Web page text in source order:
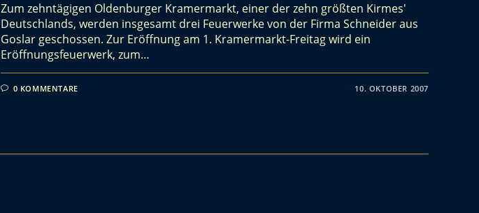
Zum zehntägigen Oldenburger Kramermarkt, einer der zehn größten Kirmes'
Deutschlands, werden insgesamt drei Feuerwerke von der Firma Schneider aus
Goslar geschossen. Zur Eröffnung am 1. Kramermarkt-Freitag wird ein
Eröffnungsfeuerwerk, zum…
0 KOMMENTARE 10. OKTOBER 2007